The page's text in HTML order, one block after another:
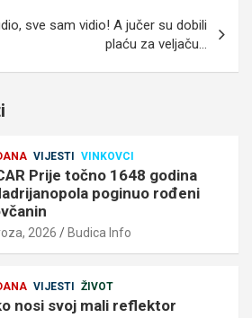
sve sam vidio! A jučer su dobili
plaću za veljaču…
VIJESTI VINKOVCI
Prije točno 1648 godina
poginuo rođeni
2026 Budica Info
VIJESTI ŽIVOT
nosi svoj mali reflektor